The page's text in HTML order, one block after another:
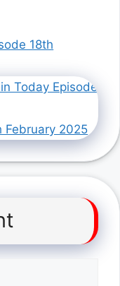
18th
Today Episode
February 2025